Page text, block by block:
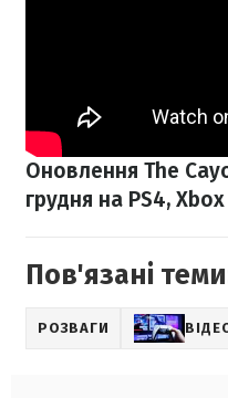
Оновлення The
грудня на PS4, Xbox
Пов'язані
РОЗВАГИ